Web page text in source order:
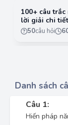
100+ câu
lời giải chi
50câu hỏi
Danh sách
Câu 1:
Hiến pháp